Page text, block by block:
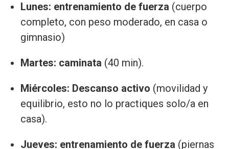
Lunes: entrenamiento de fuerza (cuerpo
completo, con peso moderado, en casa o
gimnasio)
Martes: caminata (40 min).
Miércoles: Descanso activo (movilidad y
equilibrio, esto no lo practiques solo/a en
casa).
Jueves: entrenamiento de fuerza (piernas